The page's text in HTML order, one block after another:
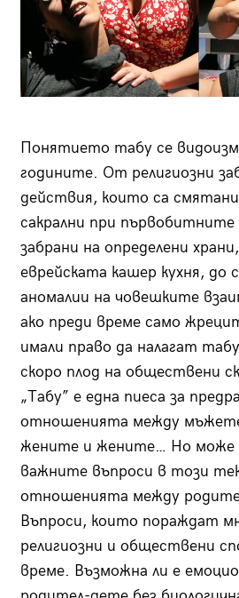
Понятието табу се
годините. От религиозни
действия, които са
сакрални при първобитните
забрани на определени
еврейската кашер кухня, до
аномалии на човешките
ако преди време само
имали право да налагат
скоро плод на обществени
„Табу” е една пиеса за
отношенията между
жените и жените… Но може
важните въпроси в този
отношенията между
Въпроси, които пораждат
религиозни и обществени
време. Възможна ли е